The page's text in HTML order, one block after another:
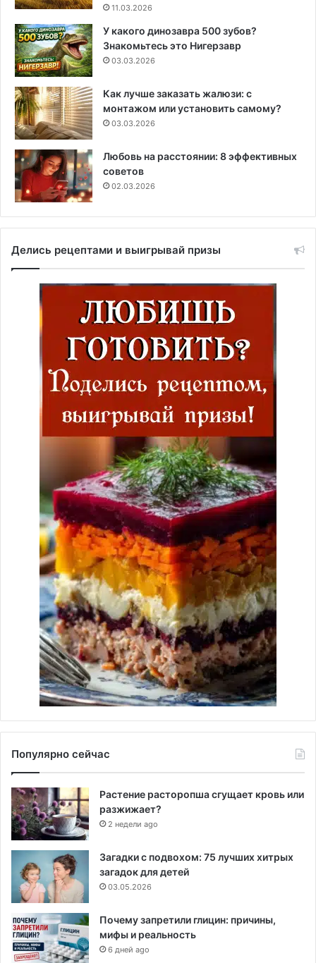
11.03.2026
У какого динозавра 500 зубов?
Знакомьтесь это Нигерзавр
03.03.2026
Как лучше заказать жалюзи: с
монтажом или установить самому?
03.03.2026
Любовь на расстоянии: 8 эффективных
советов
02.03.2026
Делись рецептами и выигрывай призы
Популярно сейчас
Растение расторопша сгущает кровь или
разжижает?
2 недели ago
Загадки с подвохом: 75 лучших хитрых
загадок для детей
03.05.2026
Почему запретили глицин: причины,
мифы и реальность
6 дней ago